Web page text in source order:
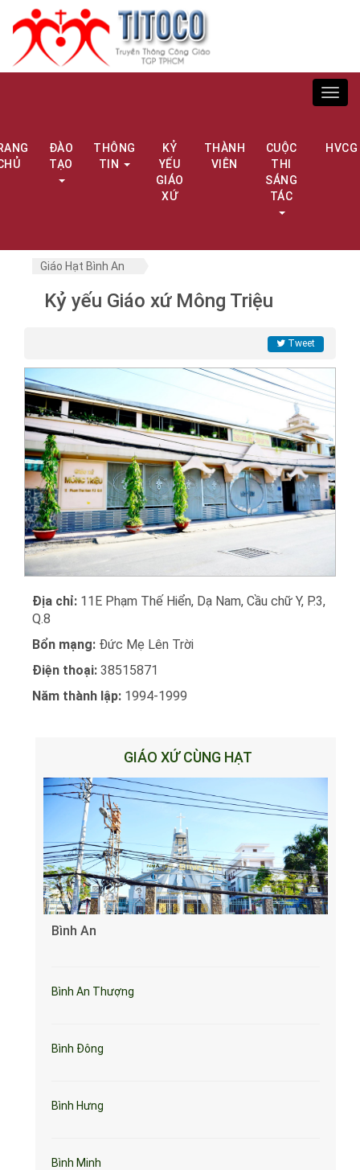
ĐÀO
TẠO
THÔNG
TIN
KỶ
YẾU
GIÁO
XỨ
THÀNH
VIÊN
CUỘC
THI
SÁNG
TÁC
HVCG
Giáo Hạt Bình An
Kỷ yếu Giáo xứ Mông Triệu
Tweet
Địa chỉ: 11E Phạm Thế Hiển, Dạ Nam, Cầu chữ Y, P.3,
Q.8
Bổn mạng: Đức Mẹ Lên Trời
Điện thoại: 38515871
Năm thành lập: 1994-1999
GIÁO XỨ CÙNG HẠT
Bình An
Bình An Thượng
Bình Đông
Bình Hưng
Bình Minh